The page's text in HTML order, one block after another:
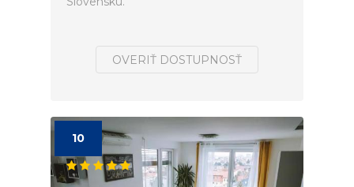
OVERIŤ DOSTUPNOSŤ
10